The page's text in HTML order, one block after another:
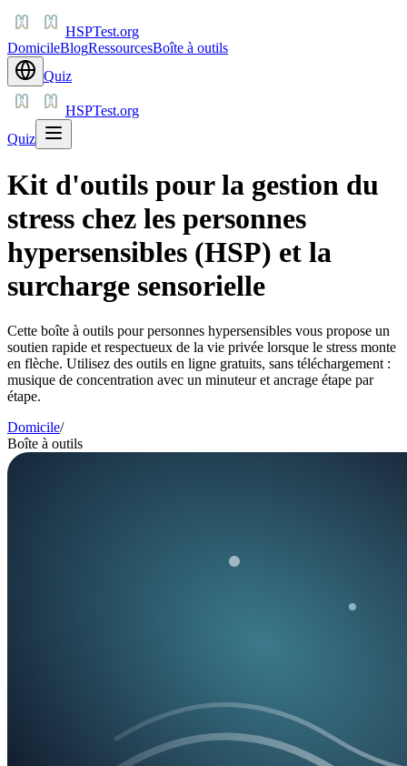
HSPTest.org
DomicileBlogRessourcesBoîte à outils
Quiz
HSPTest.org
Quiz
Kit d'outils pour la gestion du
stress chez les personnes
hypersensibles (HSP) et la
surcharge sensorielle
Cette boîte à outils pour personnes hypersensibles vous propose un
soutien rapide et respectueux de la vie privée lorsque le stress monte
en flèche. Utilisez des outils en ligne gratuits, sans téléchargement :
musique de concentration avec un minuteur et ancrage étape par
étape.
Domicile/
Boîte à outils